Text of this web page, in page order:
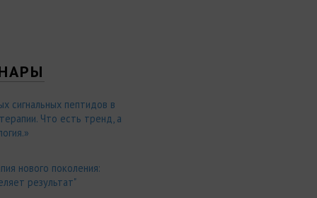
сигнальных пептидов в
Что есть тренд, а
нового поколения:
результат"